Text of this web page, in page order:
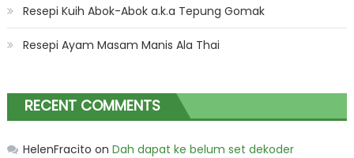
Resepi Kuih Abok-Abok a.k.a Tepung Gomak
Resepi Ayam Masam Manis Ala Thai
RECENT COMMENTS
HelenFracito on Dah dapat ke belum set dekoder